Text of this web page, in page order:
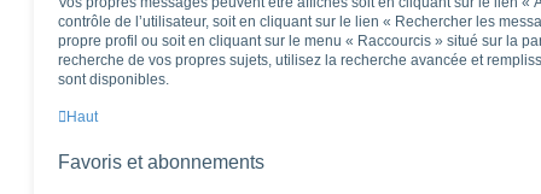
contrôle de l’utilisateur, soit en cliquant sur le lien « Rechercher les
propre profil ou soit en cliquant sur le menu « Raccourcis » situé sur la
recherche de vos propres sujets, utilisez la recherche avancée et
sont disponibles.
Haut
Favoris et abonnements